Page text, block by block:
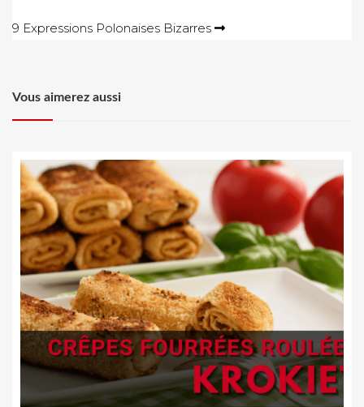
l’article
9 Expressions Polonaises Bizarres
Vous aimerez aussi